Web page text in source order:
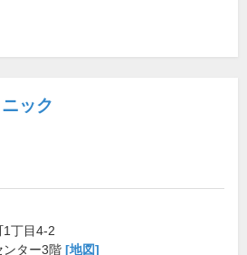
ック
1丁目4-2
ンター3階 [地図]